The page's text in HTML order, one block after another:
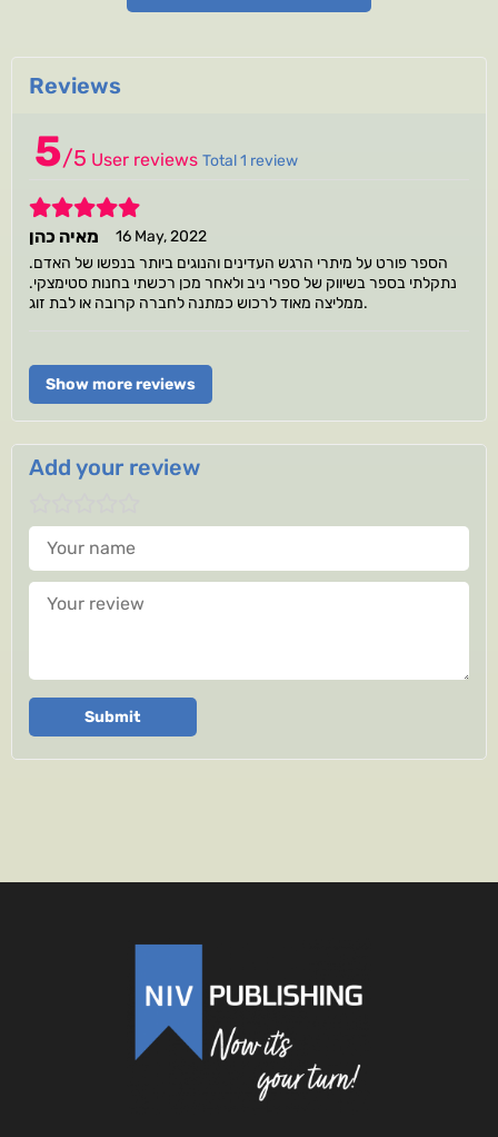
Reviews
5/5 User reviews Total 1 review
5
מאיה כהן
16 May, 2022
הספר פורט על מיתרי הרגש העדינים והנוגים ביותר בנפשו של האדם.
נתקלתי בספר בשיווק של ספרי ניב ולאחר מכן רכשתי בחנות סטימצקי.
ממליצה מאוד לרכוש כמתנה לחברה קרובה או לבת זוג.
Show more reviews
Add your review
Your name
Your review
Submit